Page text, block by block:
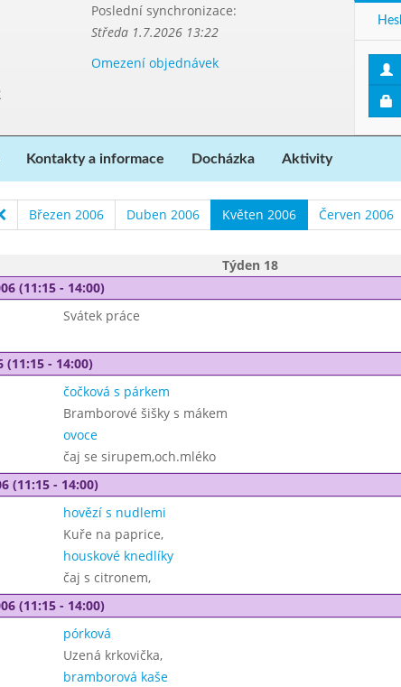
Poslední synchronizace:
Středa 1.7.2026 13:22
Omezení objednávek
Kontakty a informace Docházka Aktivity
Březen 2006 Duben 2006 Květen 2006 Červen 2006
Týden 18
(11:15 - 14:00)
Svátek práce
(11:15 - 14:00)
čočková s párkem
Bramborové šišky s mákem
ovoce
čaj se sirupem,och.mléko
(11:15 - 14:00)
hovězí s nudlemi
Kuře na paprice,
houskové knedlíky
čaj s citronem,
(11:15 - 14:00)
pórková
Uzená krkovička,
bramborová kaše